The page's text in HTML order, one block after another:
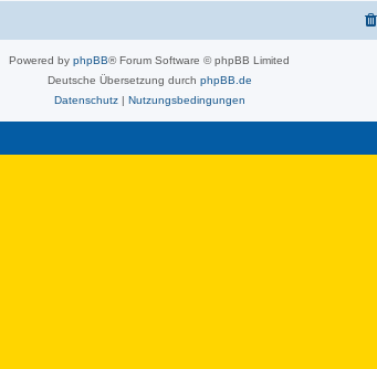
Powered by phpBB® Forum Software © phpBB Limited
Deutsche Übersetzung durch phpBB.de
Datenschutz| Nutzungsbedingungen